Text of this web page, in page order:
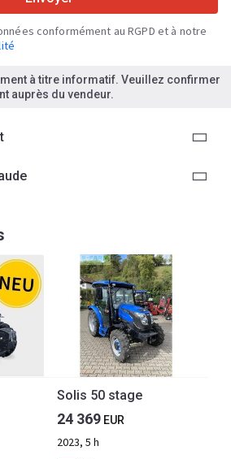
conformément au RGPD et à notre
à titre informatif. Veuillez confirmer
auprès du vendeur.
Solis 50 stage
24 369 EUR
2023, 5 h